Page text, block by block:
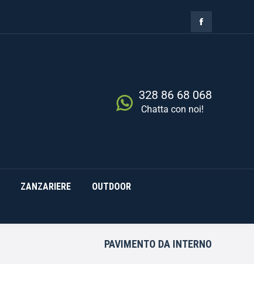
328 86 68 068
Chatta con noi!
ZANZARIERE OUTDOOR
PAVIMENTO DA INTERNO